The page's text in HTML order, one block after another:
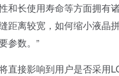
和长使用寿命等方面拥有
离较宽，如何缩小液晶
参数。”
接影响到用户是否采用